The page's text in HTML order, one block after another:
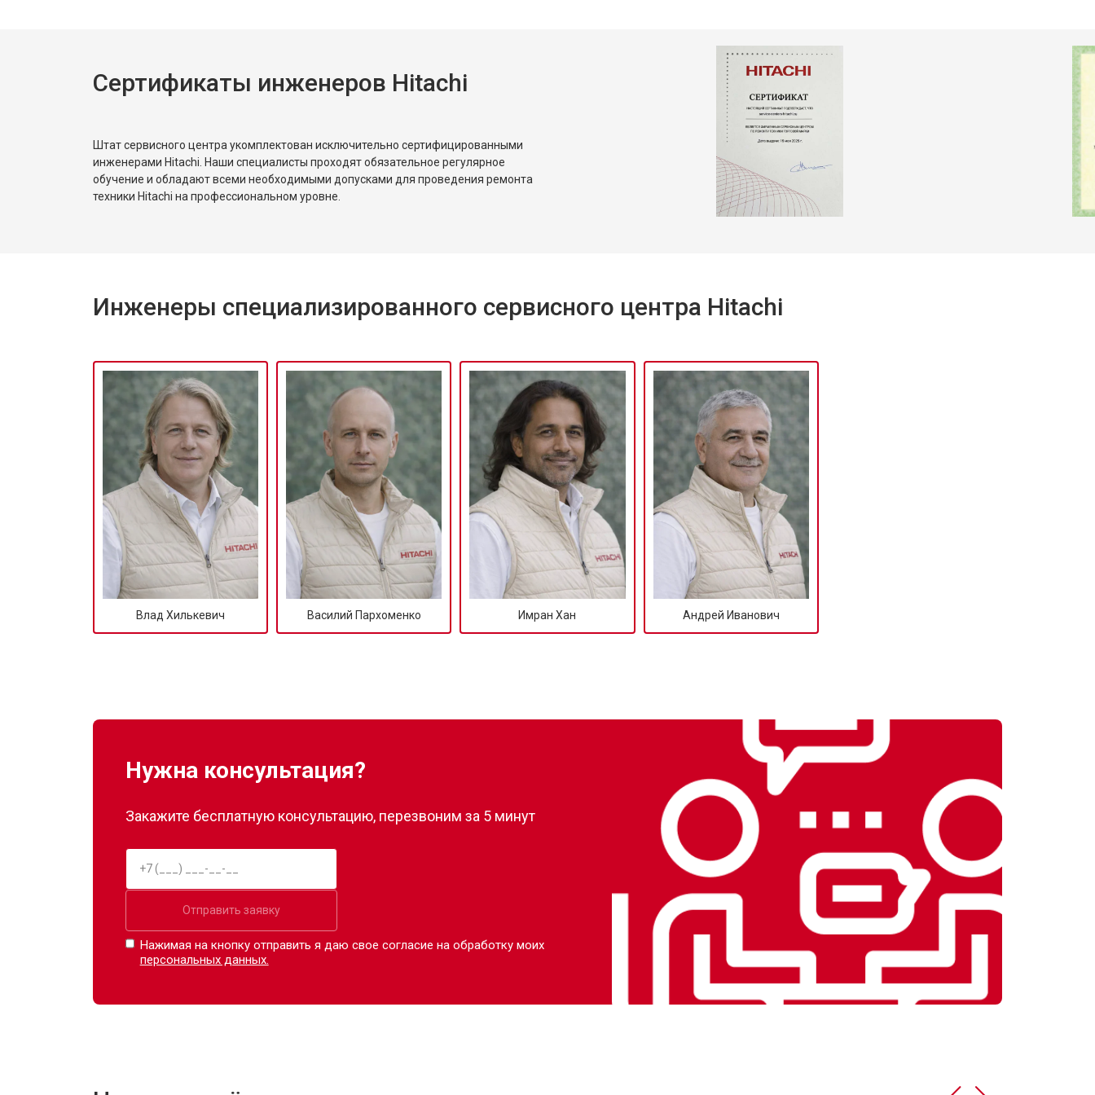
Замена реле от 2550 ₽
от 1900 ₽
Сертификаты инженеров Hitachi
Штат сервисного центра укомплектован исключительно сертифицированными
инженерами Hitachi. Наши специалисты проходят обязательное регулярное
обучение и обладают всеми необходимыми допусками для проведения ремонта
техники Hitachi на профессиональном уровне.
Инженеры специализированного сервисного центра Hitachi
Влад Хилькевич Василий Пархоменко Имран Хан Андрей Иванович
Нужна консультация?
Закажите бесплатную консультацию, перезвоним за 5 минут
Отправить заявку
Нажимая на кнопку отправить я даю свое согласие на обработку моих
персональных данных.